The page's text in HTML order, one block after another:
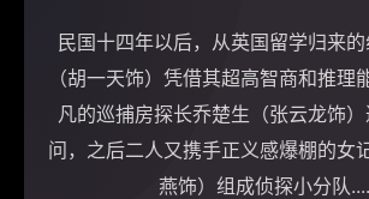
民国十四年以后，从英国留学归来
（胡一天饰）凭借其超高智商和推理
凡的巡捕房探长乔楚生（张云龙饰
问，之后二人又携手正义感爆棚的女
燕饰）组成侦探小分队